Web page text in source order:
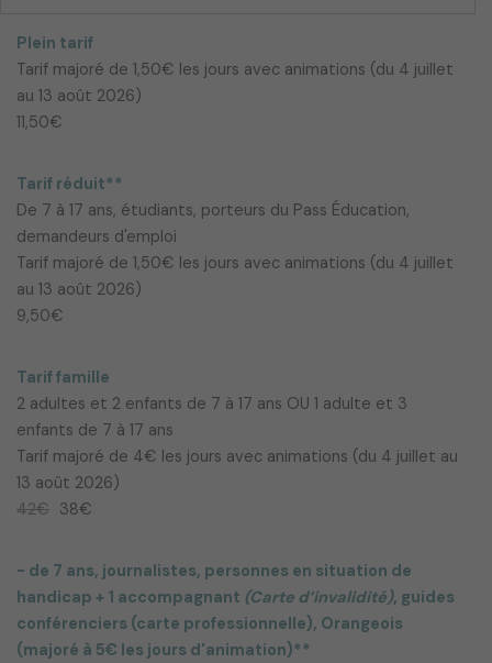
Plein tarif
Tarif majoré de 1,50€ les jours avec animations (du 4 juillet
au 13 août 2026)
11,50€
Tarif réduit**
De 7 à 17 ans, étudiants, porteurs du Pass Éducation,
demandeurs d'emploi
Tarif majoré de 1,50€ les jours avec animations (du 4 juillet
au 13 août 2026)
9,50€
Tarif famille
2 adultes et 2 enfants de 7 à 17 ans OU 1 adulte et 3
enfants de 7 à 17 ans
Tarif majoré de 4€ les jours avec animations (du 4 juillet au
13 août 2026)
42€ 38€
- de 7 ans, journalistes, personnes en situation de
handicap + 1 accompagnant (Carte d’invalidité), guides
conférenciers (carte professionnelle), Orangeois
(majoré à 5€ les jours d'animation)**